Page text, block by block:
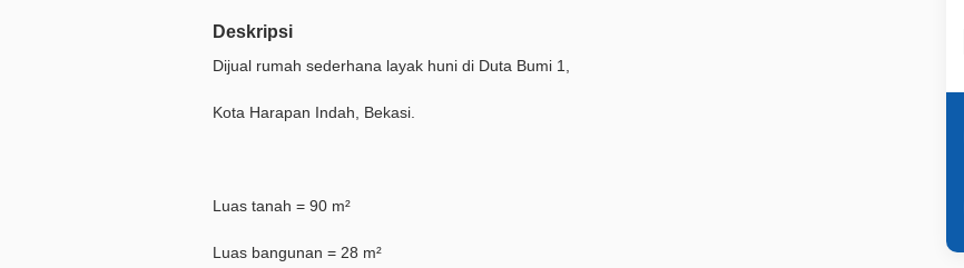
Deskripsi
Dijual rumah sederhana layak huni di Duta Bumi 1,
Kota Harapan Indah, Bekasi.
Luas tanah = 90 m²
Luas bangunan = 28 m²